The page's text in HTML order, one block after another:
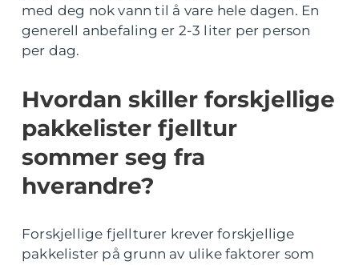
med deg nok vann til å vare hele dagen. En
generell anbefaling er 2-3 liter per person
per dag.
Hvordan skiller forskjellige
pakkelister fjelltur
sommer seg fra
hverandre?
Forskjellige fjellturer krever forskjellige
pakkelister på grunn av ulike faktorer som